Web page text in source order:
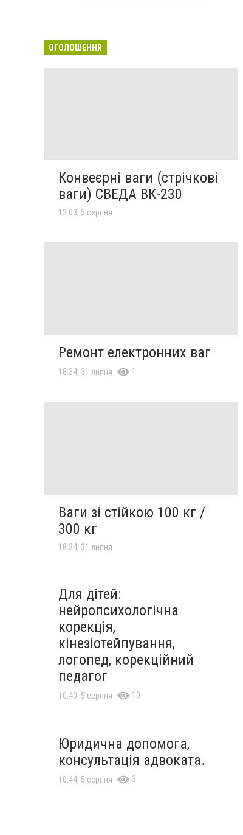
ОГОЛОШЕННЯ
Конвеєрні ваги (стрічкові
ваги) СВЕДА ВК-230
13:03, 5 серпня
Ремонт електронних ваг
18:34, 31 липня 1
Ваги зі стійкою 100 кг /
300 кг
18:34, 31 липня
Для дітей:
нейропсихологічна
корекція,
кінезіотейпування,
логопед, корекційний
педагог
10:40, 5 серпня 10
Юридична допомога,
консультація адвоката.
10:44, 5 серпня 3